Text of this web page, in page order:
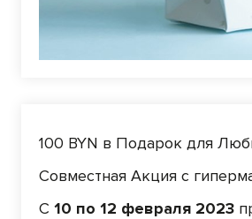
100 BYN в Подарок для
Совместная Акция с
С 10 по 12 февраля 2023